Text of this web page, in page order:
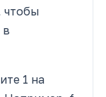
чтобы
в
1 на